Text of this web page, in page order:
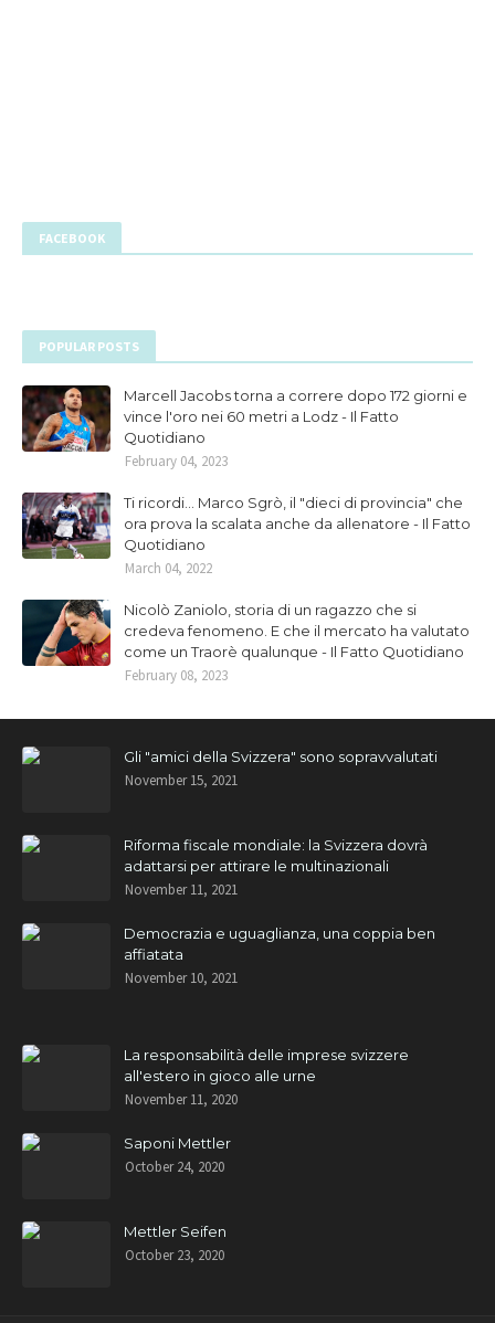
FACEBOOK
POPULAR POSTS
Marcell Jacobs torna a correre dopo 172 giorni e
vince l'oro nei 60 metri a Lodz - Il Fatto
Quotidiano
February 04, 2023
Ti ricordi... Marco Sgrò, il "dieci di provincia" che
ora prova la scalata anche da allenatore - Il Fatto
Quotidiano
March 04, 2022
Nicolò Zaniolo, storia di un ragazzo che si
credeva fenomeno. E che il mercato ha valutato
come un Traorè qualunque - Il Fatto Quotidiano
February 08, 2023
Gli "amici della Svizzera" sono sopravvalutati
November 15, 2021
Riforma fiscale mondiale: la Svizzera dovrà
adattarsi per attirare le multinazionali
November 11, 2021
Democrazia e uguaglianza, una coppia ben
affiatata
November 10, 2021
La responsabilità delle imprese svizzere
all'estero in gioco alle urne
November 11, 2020
Saponi Mettler
October 24, 2020
Mettler Seifen
October 23, 2020